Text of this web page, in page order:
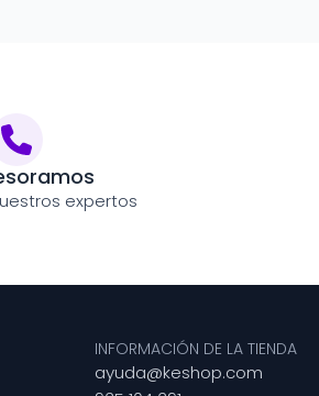
expertos
INFORMACIÓN DE LA TIENDA
ayuda@keshop.com